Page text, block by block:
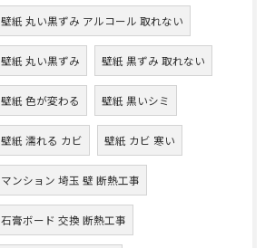
壁紙 丸い黒ずみ アルコール 取れない
壁紙 丸い黒ずみ 壁紙 黒ずみ 取れない
壁紙 色が変わる 壁紙 黒いシミ
壁紙 濡れる カビ 壁紙 カビ 寒い
マンション 埼玉 壁 断熱工事
石膏ボード 交換 断熱工事